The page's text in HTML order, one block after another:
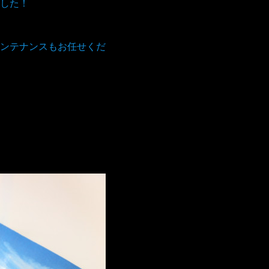
テナンスもお任せくだ